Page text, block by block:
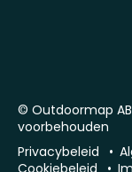
© Outdoormap
voorbehouden
Privacybeleid